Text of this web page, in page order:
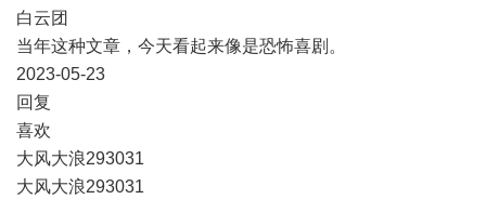
白云团
当年这种文章，今天看起来像是恐怖喜剧。
2023-05-23
​回复
​喜欢
大风大浪293031
大风大浪293031